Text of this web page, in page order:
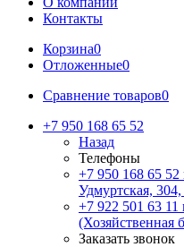
Контакты
Корзина0
Отложенные0
Сравнение товаров0
+7 950 168 65 52
Назад
Телефоны
+7 950 168 65 52
Удмуртская,
+7 922 501 63 11
(Хозяйственная
Заказать звонок